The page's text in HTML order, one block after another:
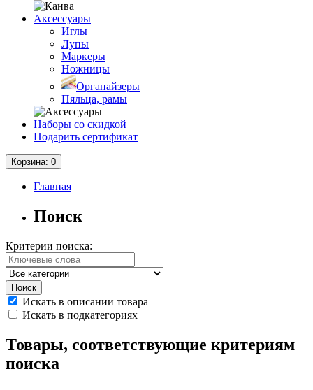
Аксессуары
Иглы
Лупы
Маркеры
Ножницы
Органайзеры
Пяльца, рамы
Наборы со скидкой
Подарить сертификат
Корзина: 0
Главная
Поиск
Критерии поиска:
Искать в описании товара
Искать в подкатегориях
Товары, соответствующие критериям
поиска